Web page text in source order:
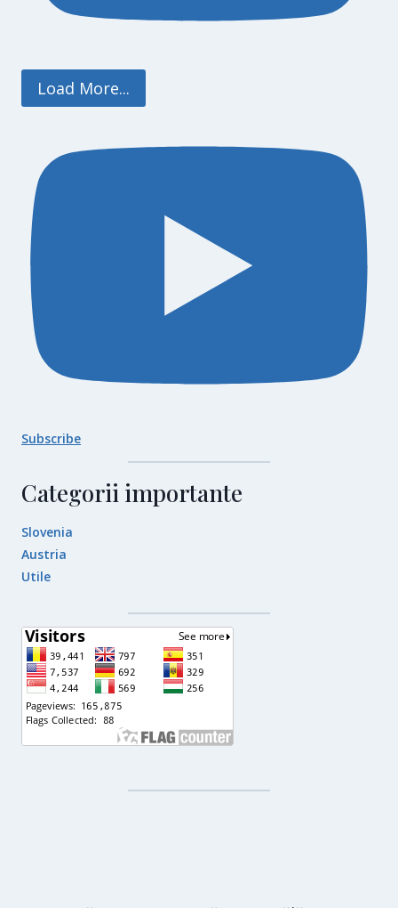
Load More...
Subscribe
Categorii importante
Slovenia
Austria
Utile